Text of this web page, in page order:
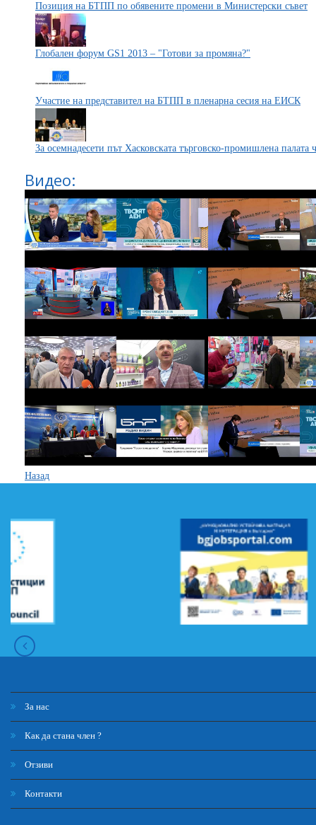
Позиция на БТПП по обявените промени в Министерски съвет
Глобален форум GS1 2013 – "Готови за промяна?"
Участие на представител на БТПП в пленарна сесия на ЕИСК
За осемнадесети път Хасковската търговско-промишлена палата
Видео:
Назад
За нас
Как да стана член ?
Отзиви
Контакти